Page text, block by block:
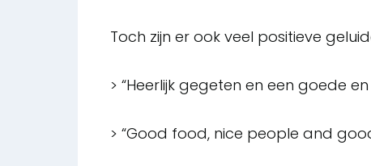
Toch zijn er ook veel positieve
> “Heerlijk gegeten en een goede
> “Good food, nice people and